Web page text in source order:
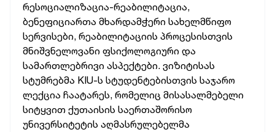
რესოციალიზაცია-რეაბილიტაცია,
ბენეფიციართა მხარდამჭერი სახელმწიფო
სერვისები, რეაბილიტაციის პროცესისთვის
მნიშვნელოვანი ფსიქოლოგიური და
სამართლებრივი ასპექტები. ვიზიტისას
სტუმრებმა KIU-ს სტუდენტებისთვის საჯარო
ლექცია ჩაატარეს, რომელიც მისასალმებელი
სიტყვით ქუთაისის საერთაშორისო
უნივერსიტეტის აღმასრულებელმა